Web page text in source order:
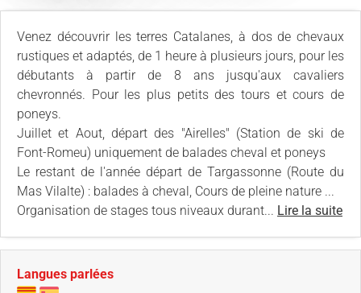
Venez découvrir les terres Catalanes, à dos de chevaux
rustiques et adaptés, de 1 heure à plusieurs jours, pour les
débutants à partir de 8 ans jusqu'aux cavaliers
chevronnés. Pour les plus petits des tours et cours de
poneys.
Juillet et Aout, départ des "Airelles" (Station de ski de
Font-Romeu) uniquement de balades cheval et poneys
Le restant de l'année départ de Targassonne (Route du
Mas Vilalte) : balades à cheval, Cours de pleine nature ...
Organisation de stages tous niveaux durant... Lire la suite
Langues parlées